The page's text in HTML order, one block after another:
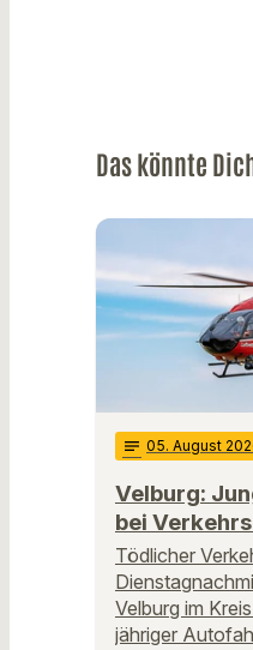
Das könnte
notes 05. August
Velburg:
bei
Tödlicher
Velburg im
jähriger